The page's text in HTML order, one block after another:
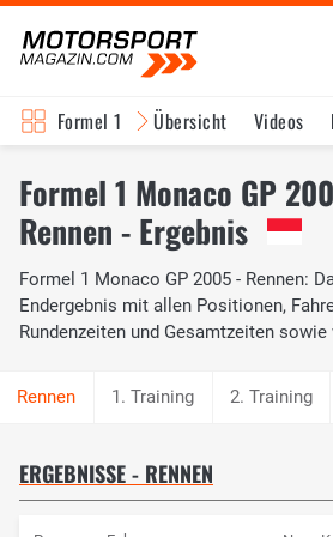
Formel 1 Übersicht Videos
Formel 1 Monaco GP
Rennen - Ergebnis
Formel 1 Monaco GP 2005 - Rennen:
Endergebnis mit allen Positionen,
Rundenzeiten und Gesamtzeiten
1. Training 2. Training
ERGEBNISSE - RENNEN